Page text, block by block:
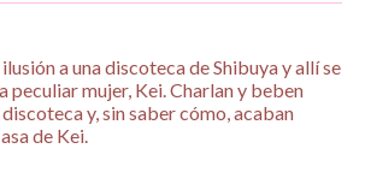
a una discoteca de Shibuya y allí se
peculiar mujer, Kei. Charlan y beben
y, sin saber cómo, acaban
de Kei.